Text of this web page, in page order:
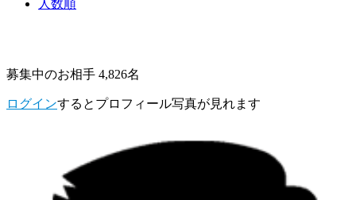
人数順
募集中のお相手 4,826名
ログインするとプロフィール写真が見れます